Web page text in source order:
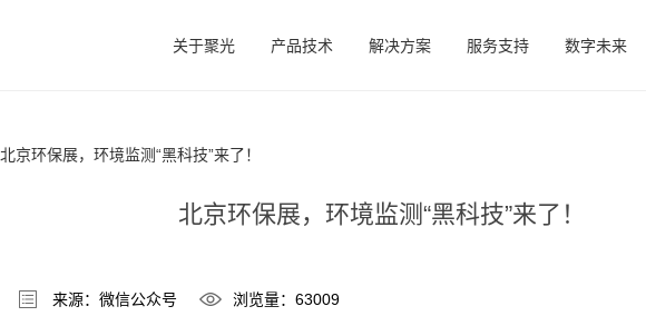
关于聚光 产品技术 解决方案 服务支持 数字未来
北京环保展，环境监测“黑科技”来了！
北京环保展，环境监测“黑科技”来了！
来源：微信公众号 浏览量：63009